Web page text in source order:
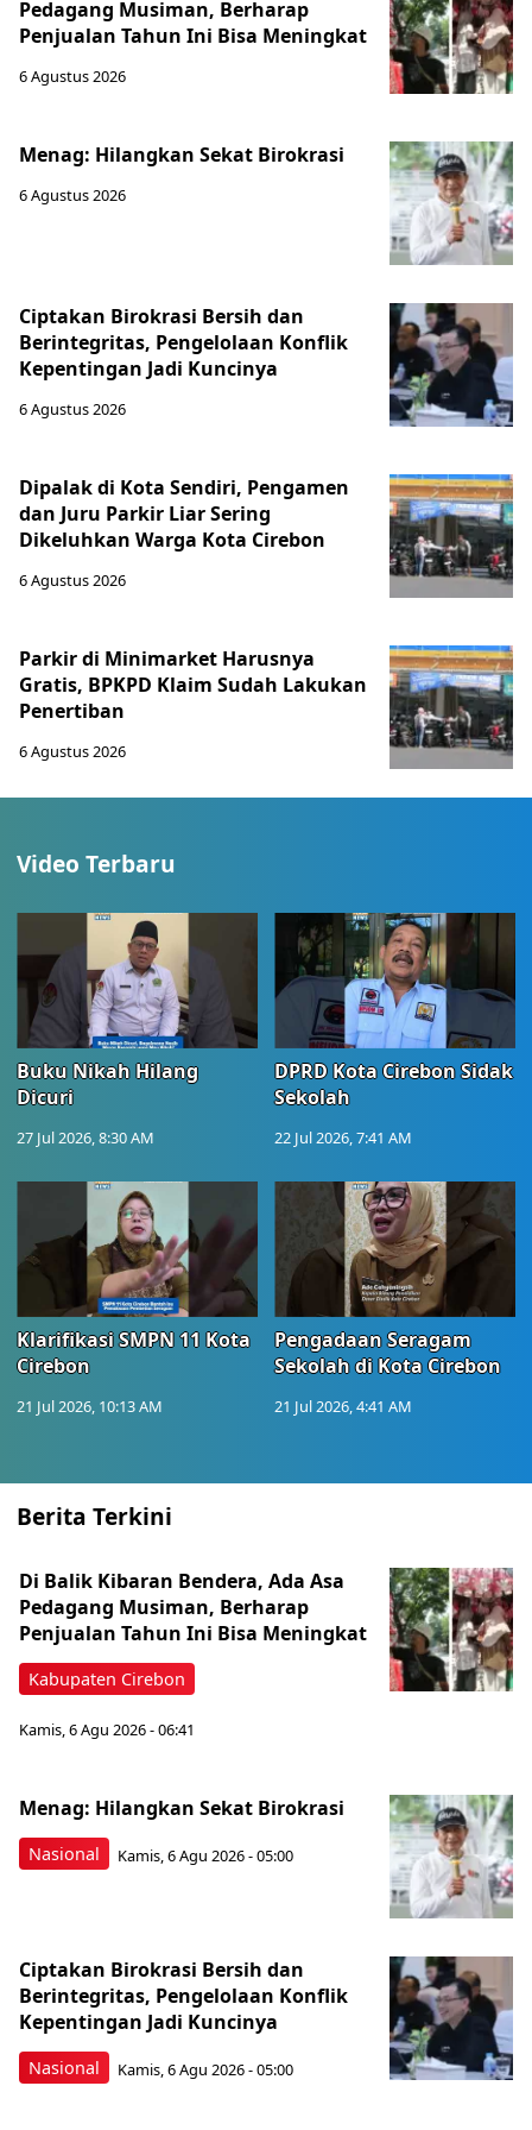
Pedagang Musiman, Berharap
Penjualan Tahun Ini Bisa Meningkat
6 Agustus 2026
Menag: Hilangkan Sekat Birokrasi
6 Agustus 2026
Ciptakan Birokrasi Bersih dan
Berintegritas, Pengelolaan Konflik
Kepentingan Jadi Kuncinya
6 Agustus 2026
Dipalak di Kota Sendiri, Pengamen
dan Juru Parkir Liar Sering
Dikeluhkan Warga Kota Cirebon
6 Agustus 2026
Parkir di Minimarket Harusnya
Gratis, BPKPD Klaim Sudah Lakukan
Penertiban
6 Agustus 2026
Video Terbaru
Buku Nikah Hilang
Dicuri
27 Jul 2026, 8:30 AM
DPRD Kota Cirebon Sidak
Sekolah
22 Jul 2026, 7:41 AM
Klarifikasi SMPN 11 Kota
Cirebon
21 Jul 2026, 10:13 AM
Pengadaan Seragam
Sekolah di Kota Cirebon
21 Jul 2026, 4:41 AM
Berita Terkini
Kabupaten Cirebon
Di Balik Kibaran Bendera, Ada Asa
Pedagang Musiman, Berharap
Penjualan Tahun Ini Bisa Meningkat
Kamis, 6 Agu 2026 - 06:41
Nasional
Menag: Hilangkan Sekat Birokrasi
Kamis, 6 Agu 2026 - 05:00
Nasional
Ciptakan Birokrasi Bersih dan
Berintegritas, Pengelolaan Konflik
Kepentingan Jadi Kuncinya
Kamis, 6 Agu 2026 - 05:00